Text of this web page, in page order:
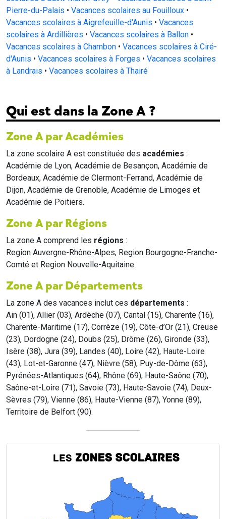
Pierre-du-Palais • Vacances scolaires au Fouilloux •
Vacances scolaires à Aigrefeuille-d'Aunis • Vacances
scolaires à Ardillières • Vacances scolaires à Ballon •
Vacances scolaires à Chambon • Vacances scolaires à Ciré-
d'Aunis • Vacances scolaires à Forges • Vacances scolaires
à Landrais • Vacances scolaires à Thairé
Qui est dans la Zone A ?
Zone A par Académies
La zone scolaire A est constituée des académies :
Académie de Lyon, Académie de Besançon, Académie de
Bordeaux, Académie de Clermont-Ferrand, Académie de
Dijon, Académie de Grenoble, Académie de Limoges et
Académie de Poitiers.
Zone A par Régions
La zone A comprend les régions :
Region Auvergne-Rhône-Alpes, Region Bourgogne-Franche-
Comté et Region Nouvelle-Aquitaine.
Zone A par Départements
La zone A des vacances inclut ces départements :
Ain (01), Allier (03), Ardèche (07), Cantal (15), Charente (16),
Charente-Maritime (17), Corrèze (19), Côte-d’Or (21), Creuse
(23), Dordogne (24), Doubs (25), Drôme (26), Gironde (33),
Isère (38), Jura (39), Landes (40), Loire (42), Haute-Loire
(43), Lot-et-Garonne (47), Nièvre (58), Puy-de-Dôme (63),
Pyrénées-Atlantiques (64), Rhône (69), Haute-Saône (70),
Saône-et-Loire (71), Savoie (73), Haute-Savoie (74), Deux-
Sèvres (79), Vienne (86), Haute-Vienne (87), Yonne (89),
Territoire de Belfort (90).